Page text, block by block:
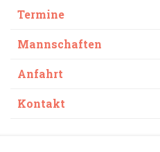
Termine
Mannschaften
Anfahrt
Kontakt